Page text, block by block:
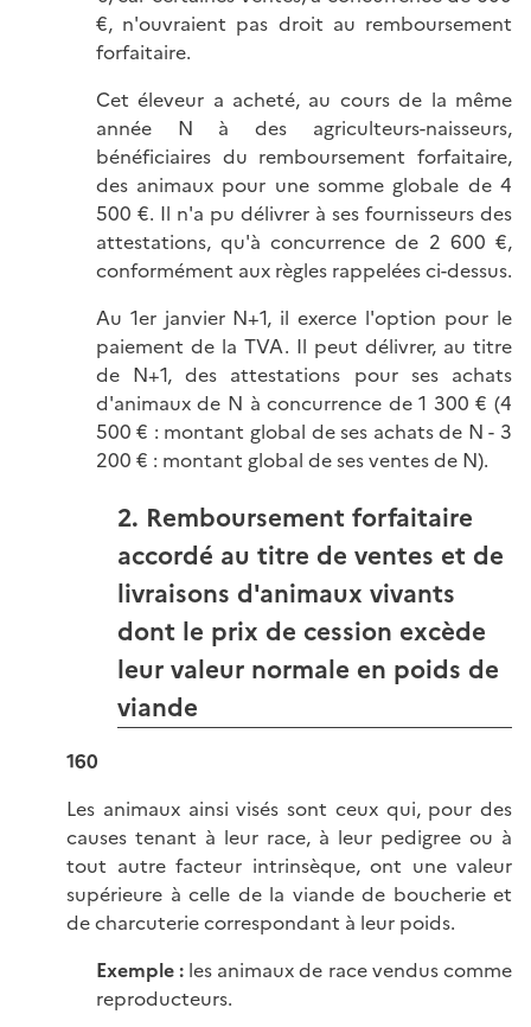
€, n'ouvraient pas droit au remboursement
forfaitaire.
Cet éleveur a acheté, au cours de la même
année N à des agriculteurs-naisseurs,
bénéficiaires du remboursement forfaitaire,
des animaux pour une somme globale de 4
500 €. Il n'a pu délivrer à ses fournisseurs des
attestations, qu'à concurrence de 2 600 €,
conformément aux règles rappelées ci-dessus.
Au 1er janvier N+1, il exerce l'option pour le
paiement de la TVA. Il peut délivrer, au titre
de N+1, des attestations pour ses achats
d'animaux de N à concurrence de 1 300 € (4
500 € : montant global de ses achats de N - 3
200 € : montant global de ses ventes de N).
2. Remboursement forfaitaire
accordé au titre de ventes et de
livraisons d'animaux vivants
dont le prix de cession excède
leur valeur normale en poids de
viande
160
Les animaux ainsi visés sont ceux qui, pour des
causes tenant à leur race, à leur pedigree ou à
tout autre facteur intrinsèque, ont une valeur
supérieure à celle de la viande de boucherie et
de charcuterie correspondant à leur poids.
Exemple :les animaux de race vendus comme
reproducteurs.